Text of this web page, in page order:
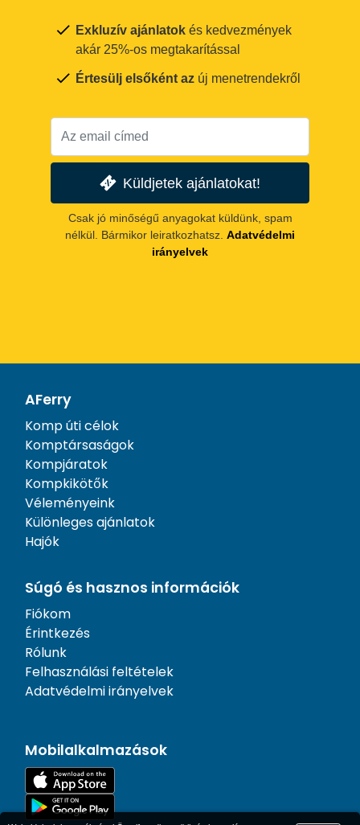
Exkluzív ajánlatok és kedvezmények
akár 25%-os megtakarítással
Értesülj elsőként az új menetrendekről
Küldjetek ajánlatokat!
Csak jó minőségű anyagokat küldünk, spam
nélkül. Bármikor leiratkozhatsz. Adatvédelmi
irányelvek
AFerry
Komp úti célok
Komptársaságok
Kompjáratok
Kompkikötők
Véleményeink
Különleges ajánlatok
Hajók
Súgó és hasznos információk
Fiókom
Érintkezés
Rólunk
Felhasználási feltételek
Adatvédelmi irányelvek
Mobilalkalmazások